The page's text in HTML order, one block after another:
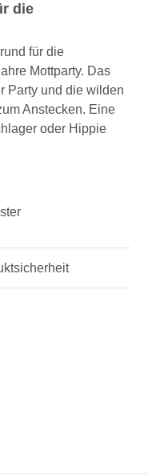
die
für die
Mottparty. Das
Party und die wilden
Anstecken. Eine
oder Hippie